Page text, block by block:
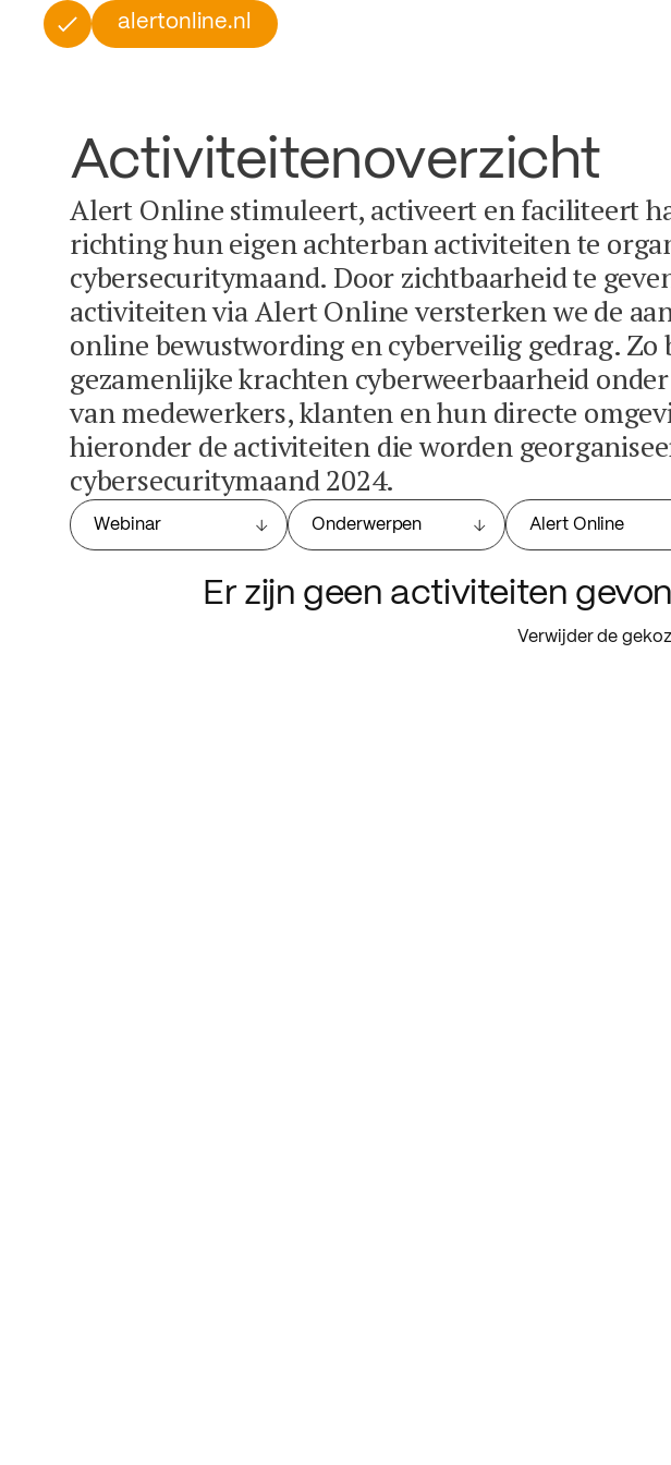
alertonline.nl
Activiteitenoverzicht
Alert Online stimuleert, activeert en faciliteert
richting hun eigen achterban activiteiten te
cybersecuritymaand. Door zichtbaarheid te
activiteiten via Alert Online versterken we de
online bewustwording en cyberveilig gedrag. Zo
gezamenlijke krachten cyberweerbaarheid
van medewerkers, klanten en hun directe
hieronder de activiteiten die worden
cybersecuritymaand 2024.
Webinar Onderwerpen Alert Online
Er zijn geen activiteiten
Verwijder de